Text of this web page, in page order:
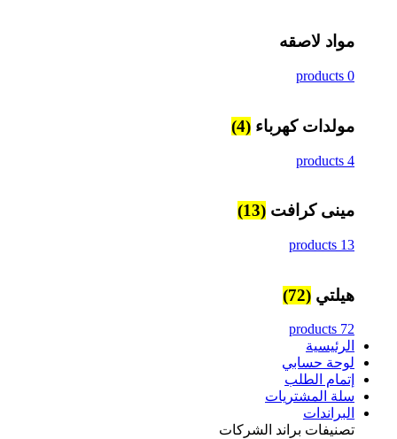
مواد لاصقه
0 products
مولدات كهرباء (4)
4 products
مينى كرافت (13)
13 products
هيلتي (72)
72 products
الرئيسية
لوحة حسابي
إتمام الطلب
سلة المشتريات
البراندات
تصنيفات براند الشركات